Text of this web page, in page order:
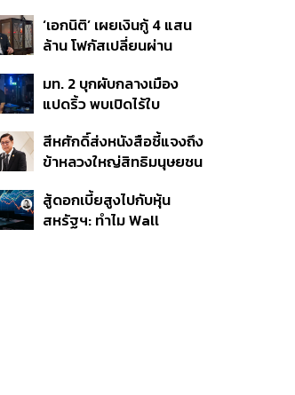
ปรับโฉมสาขาใหม่ดันพื้นที่
เช่าโต
‘เอกนิติ’ เผยเงินกู้ 4 แสน
ล้าน โฟกัสเปลี่ยนผ่าน
พลัส’ เฟส 2 รอประเมิน
ความเหมาะสม
มท. 2 บุกผับกลางเมือง
แปดริ้ว พบเปิดไร้ใบ
ใช้บริการ ฉี่ม่วง 32 ราย
จ่อปิด 5 ปี
สีหศักดิ์ส่งหนังสือชี้แจงถึง
ข้าหลวงใหญ่สิทธิมนุษยชน
เคลื่อน-ไม่เป็นธรรม’
สู้ดอกเบี้ยสูงไปกับหุ้น
สหรัฐฯ: ทำไม Wall